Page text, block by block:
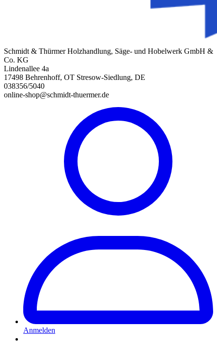
Schmidt & Thürmer Holzhandlung, Säge- und Hobelwerk GmbH &
Co. KG
Lindenallee 4a
17498 Behrenhoff, OT Stresow-Siedlung, DE
038356/5040
online-shop@schmidt-thuermer.de
Anmelden